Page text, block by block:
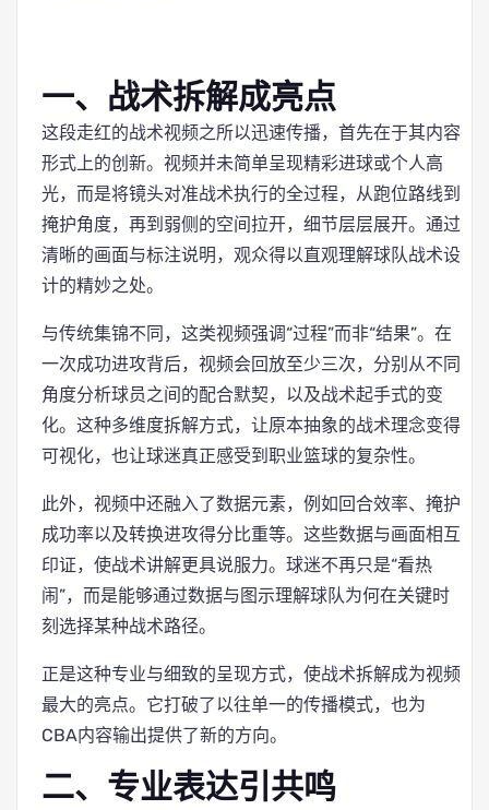
一、战术拆解成亮点
这段走红的战术视频之所以迅速传播，首先在于其内容
形式上的创新。视频并未简单呈现精彩进球或个人高
光，而是将镜头对准战术执行的全过程，从跑位路线到
掩护角度，再到弱侧的空间拉开，细节层层展开。通过
清晰的画面与标注说明，观众得以直观理解球队战术设
计的精妙之处。
与传统集锦不同，这类视频强调“过程”而非“结果”。在
一次成功进攻背后，视频会回放至少三次，分别从不同
角度分析球员之间的配合默契，以及战术起手式的变
化。这种多维度拆解方式，让原本抽象的战术理念变得
可视化，也让球迷真正感受到职业篮球的复杂性。
此外，视频中还融入了数据元素，例如回合效率、掩护
成功率以及转换进攻得分比重等。这些数据与画面相互
印证，使战术讲解更具说服力。球迷不再只是“看热
闹”，而是能够通过数据与图示理解球队为何在关键时
刻选择某种战术路径。
正是这种专业与细致的呈现方式，使战术拆解成为视频
最大的亮点。它打破了以往单一的传播模式，也为
CBA内容输出提供了新的方向。
二、专业表达引共鸣